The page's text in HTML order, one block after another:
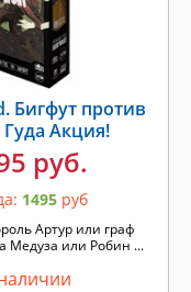
Бигфут против
Акция!
руб.
1495 руб
Артур или граф
Медуза или Робин ...